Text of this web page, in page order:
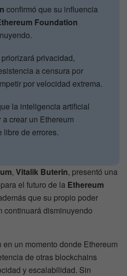
confirmó que su influencia
Foundation
privacidad,
a censura por
por velocidad extrema.
la inteligencia artificial
crear un Ethereum
libre de errores.
, Vitalik Buterin, presentó una
el futuro de la Ethereum
que su propio poder
continuará disminuyendo
un momento donde Ethereum
de otras blockchains
y escalabilidad. Sin